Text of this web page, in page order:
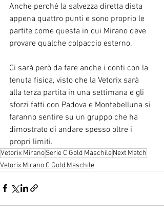
Anche perché la salvezza diretta dista
appena quattro punti e sono proprio le
partite come questa in cui Mirano deve
provare qualche colpaccio esterno.
Ci sarà però da fare anche i conti con la
tenuta fisica, visto che la Vetorix sarà
alla terza partita in una settimana e gli
sforzi fatti con Padova e Montebelluna si
faranno sentire su un gruppo che ha
dimostrato di andare spesso oltre i
propri limiti.
Vetorix MiranoSerie C Gold MaschileNext Match
Vetorix Mirano C Gold Maschile